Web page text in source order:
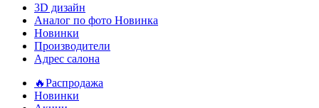
3D дизайн
Аналог по фото Новинка
Новинки
Производители
Адрес салона
🔥Распродажа
Новинки